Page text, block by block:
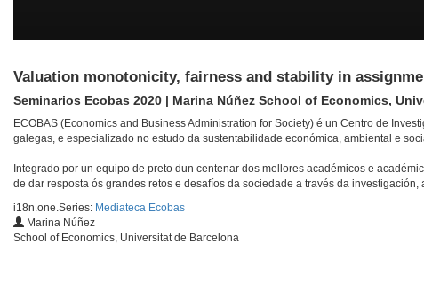
Valuation monotonicity, fairness and stability in
Seminarios Ecobas 2020 | Marina Núñez School of Economics,
ECOBAS (Economics and Business Administration for Society) é un Centro de
galegas, e especializado no estudo da sustentabilidade económica, ambiental e
Integrado por un equipo de preto dun centenar dos mellores académicos e
de dar resposta ós grandes retos e desafíos da sociedade a través da
i18n.one.Series: Mediateca Ecobas
Marina Núñez
School of Economics, Universitat de Barcelona